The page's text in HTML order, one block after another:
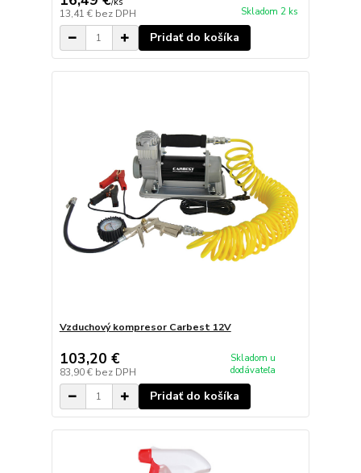
13,41 € bez DPH Skladom 2 ks
Pridať do košíka
Vzduchový kompresor Carbest 12V
103,20 €
83,90 € bez DPH
Skladom u
dodávateľa
Pridať do košíka